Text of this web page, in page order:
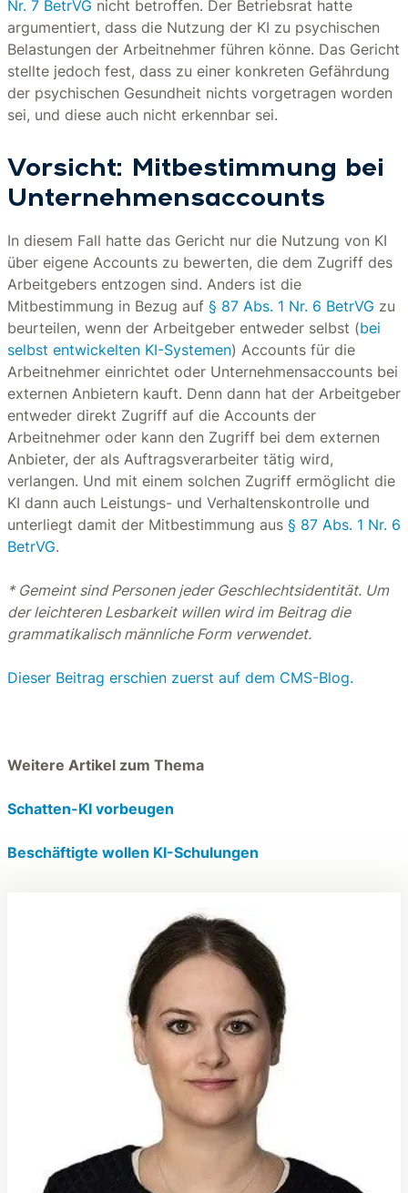
Nr. 7 BetrVG nicht betroffen. Der Betriebsrat hatte
argumentiert, dass die Nutzung der KI zu psychischen
Belastungen der Arbeitnehmer führen könne. Das Gericht
stellte jedoch fest, dass zu einer konkreten Gefährdung
der psychischen Gesundheit nichts vorgetragen worden
sei, und diese auch nicht erkennbar sei.
Vorsicht: Mitbestimmung bei
Unternehmensaccounts
In diesem Fall hatte das Gericht nur die Nutzung von KI
über eigene Accounts zu bewerten, die dem Zugriff des
Arbeitgebers entzogen sind. Anders ist die
Mitbestimmung in Bezug auf § 87 Abs. 1 Nr. 6 BetrVG zu
beurteilen, wenn der Arbeitgeber entweder selbst (bei
selbst entwickelten KI-Systemen) Accounts für die
Arbeitnehmer einrichtet oder Unternehmensaccounts bei
externen Anbietern kauft. Denn dann hat der Arbeitgeber
entweder direkt Zugriff auf die Accounts der
Arbeitnehmer oder kann den Zugriff bei dem externen
Anbieter, der als Auftragsverarbeiter tätig wird,
verlangen. Und mit einem solchen Zugriff ermöglicht die
KI dann auch Leistungs- und Verhaltenskontrolle und
unterliegt damit der Mitbestimmung aus § 87 Abs. 1 Nr. 6
BetrVG.
* Gemeint sind Personen jeder Geschlechtsidentität. Um
der leichteren Lesbarkeit willen wird im Beitrag die
grammatikalisch männliche Form verwendet.
Dieser Beitrag erschien zuerst auf dem CMS-Blog.
Weitere Artikel zum Thema
Schatten-KI vorbeugen
Beschäftigte wollen KI-Schulungen